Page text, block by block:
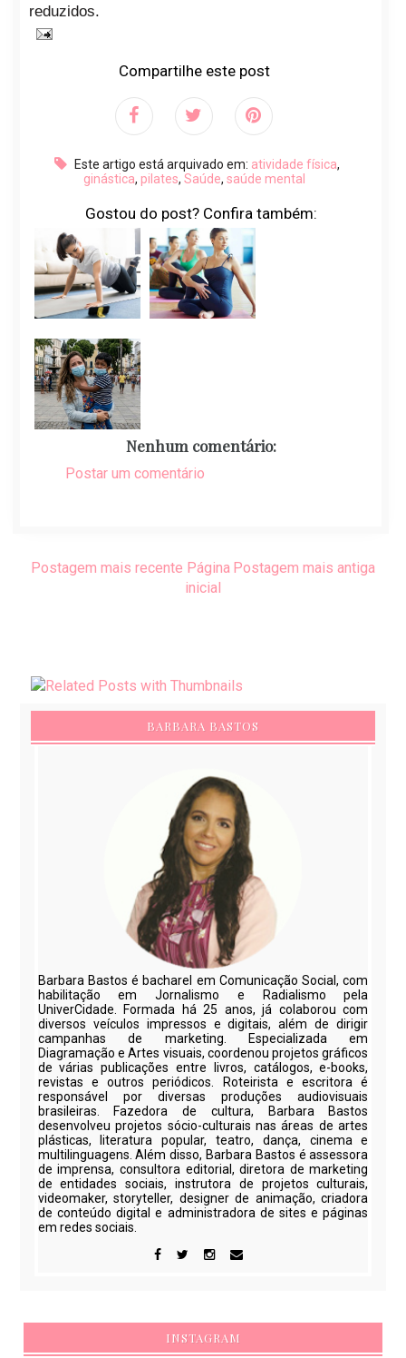
reduzidos.
Compartilhe este post
Este artigo está arquivado em: atividade física,
ginástica, pilates, Saúde, saúde mental
Gostou do post? Confira também:
Nenhum comentário:
Postar um comentário
Postagem mais recente Postagem mais antiga
Página
inicial
BARBARA BASTOS
Barbara Bastos é bacharel em Comunicação Social, com
habilitação em Jornalismo e Radialismo pela
UniverCidade. Formada há 25 anos, já colaborou com
diversos veículos impressos e digitais, além de dirigir
campanhas de marketing. Especializada em
Diagramação e Artes visuais, coordenou projetos gráficos
de várias publicações entre livros, catálogos, e-books,
revistas e outros periódicos. Roteirista e escritora é
responsável por diversas produções audiovisuais
brasileiras. Fazedora de cultura, Barbara Bastos
desenvolveu projetos sócio-culturais nas áreas de artes
plásticas, literatura popular, teatro, dança, cinema e
multilinguagens. Além disso, Barbara Bastos é assessora
de imprensa, consultora editorial, diretora de marketing
de entidades sociais, instrutora de projetos culturais,
videomaker, storyteller, designer de animação, criadora
de conteúdo digital e administradora de sites e páginas
em redes sociais.
INSTAGRAM